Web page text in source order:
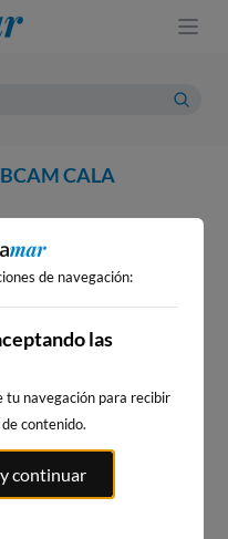
CALA
METEOROLOGÍA
de navegación:
las
navegación para recibir
contenido.
continuar